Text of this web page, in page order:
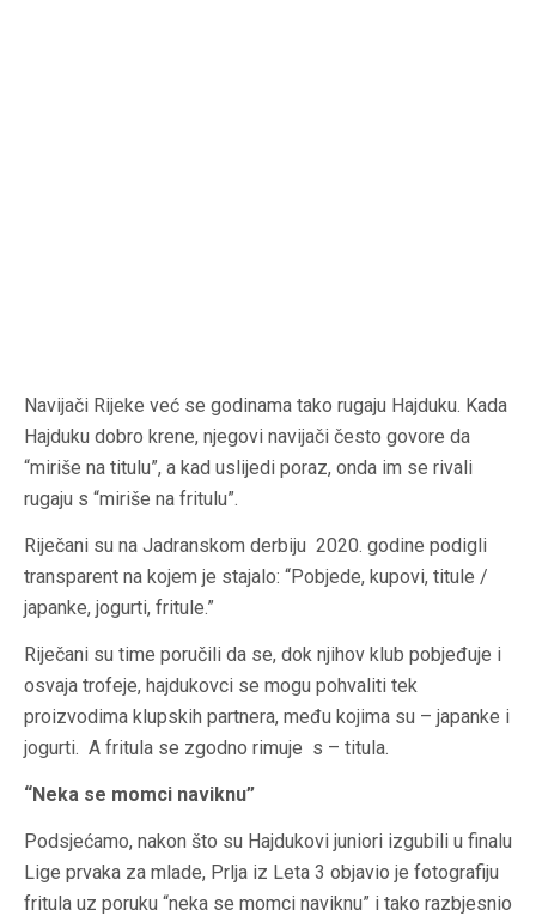
Navijači Rijeke već se godinama tako rugaju Hajduku. Kada
Hajduku dobro krene, njegovi navijači često govore da
“miriše na titulu”, a kad uslijedi poraz, onda im se rivali
rugaju s “miriše na fritulu”.
Riječani su na Jadranskom derbiju 2020. godine podigli
transparent na kojem je stajalo: “Pobjede, kupovi, titule /
japanke, jogurti, fritule.”
Riječani su time poručili da se, dok njihov klub pobjeđuje i
osvaja trofeje, hajdukovci se mogu pohvaliti tek
proizvodima klupskih partnera, među kojima su – japanke i
jogurti. A fritula se zgodno rimuje s – titula.
“Neka se momci naviknu”
Podsjećamo, nakon što su Hajdukovi juniori izgubili u finalu
Lige prvaka za mlade, Prlja iz Leta 3 objavio je fotografiju
fritula uz poruku “neka se momci naviknu” i tako razbjesnio